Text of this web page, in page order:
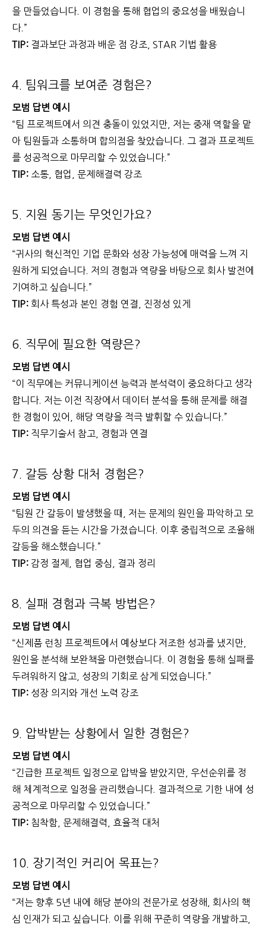
을 만들었습니다. 이 경험을 통해 협업의 중요성을 배웠습니
다.”
TIP: 결과보단 과정과 배운 점 강조, STAR 기법 활용
4. 팀워크를 보여준 경험은?
모범 답변 예시
“팀 프로젝트에서 의견 충돌이 있었지만, 저는 중재 역할을 맡
아 팀원들과 소통하며 합의점을 찾았습니다. 그 결과 프로젝트
를 성공적으로 마무리할 수 있었습니다.”
TIP: 소통, 협업, 문제해결력 강조
5. 지원 동기는 무엇인가요?
모범 답변 예시
“귀사의 혁신적인 기업 문화와 성장 가능성에 매력을 느껴 지
원하게 되었습니다. 저의 경험과 역량을 바탕으로 회사 발전에
기여하고 싶습니다.”
TIP: 회사 특성과 본인 경험 연결, 진정성 있게
6. 직무에 필요한 역량은?
모범 답변 예시
“이 직무에는 커뮤니케이션 능력과 분석력이 중요하다고 생각
합니다. 저는 이전 직장에서 데이터 분석을 통해 문제를 해결
한 경험이 있어, 해당 역량을 적극 발휘할 수 있습니다.”
TIP: 직무기술서 참고, 경험과 연결
7. 갈등 상황 대처 경험은?
모범 답변 예시
“팀원 간 갈등이 발생했을 때, 저는 문제의 원인을 파악하고 모
두의 의견을 듣는 시간을 가졌습니다. 이후 중립적으로 조율해
갈등을 해소했습니다.”
TIP: 감정 절제, 협업 중심, 결과 정리
8. 실패 경험과 극복 방법은?
모범 답변 예시
“신제품 런칭 프로젝트에서 예상보다 저조한 성과를 냈지만,
원인을 분석해 보완책을 마련했습니다. 이 경험을 통해 실패를
두려워하지 않고, 성장의 기회로 삼게 되었습니다.”
TIP: 성장 의지와 개선 노력 강조
9. 압박받는 상황에서 일한 경험은?
모범 답변 예시
“긴급한 프로젝트 일정으로 압박을 받았지만, 우선순위를 정
해 체계적으로 일정을 관리했습니다. 결과적으로 기한 내에 성
공적으로 마무리할 수 있었습니다.”
TIP: 침착함, 문제해결력, 효율적 대처
10. 장기적인 커리어 목표는?
모범 답변 예시
“저는 향후 5년 내에 해당 분야의 전문가로 성장해, 회사의 핵
심 인재가 되고 싶습니다. 이를 위해 꾸준히 역량을 개발하고,